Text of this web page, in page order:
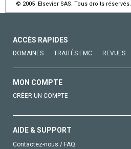
© 2005 Elsevier SAS. Tous droits réservés.
ACCÈS RAPIDES
DOMAINES TRAITÉS EMC REVUES
MON COMPTE
CRÉER UN COMPTE
AIDE & SUPPORT
Contactez-nous / FAQ